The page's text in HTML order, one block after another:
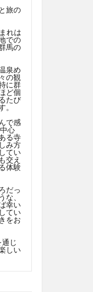
旅の
れは
での
馬の
泉め
の観
に群
ど個
たび
。
で感
心
る寺
み方
てい
交え
体験
だっ
な、
幸い
てい
をお
通じ
しい